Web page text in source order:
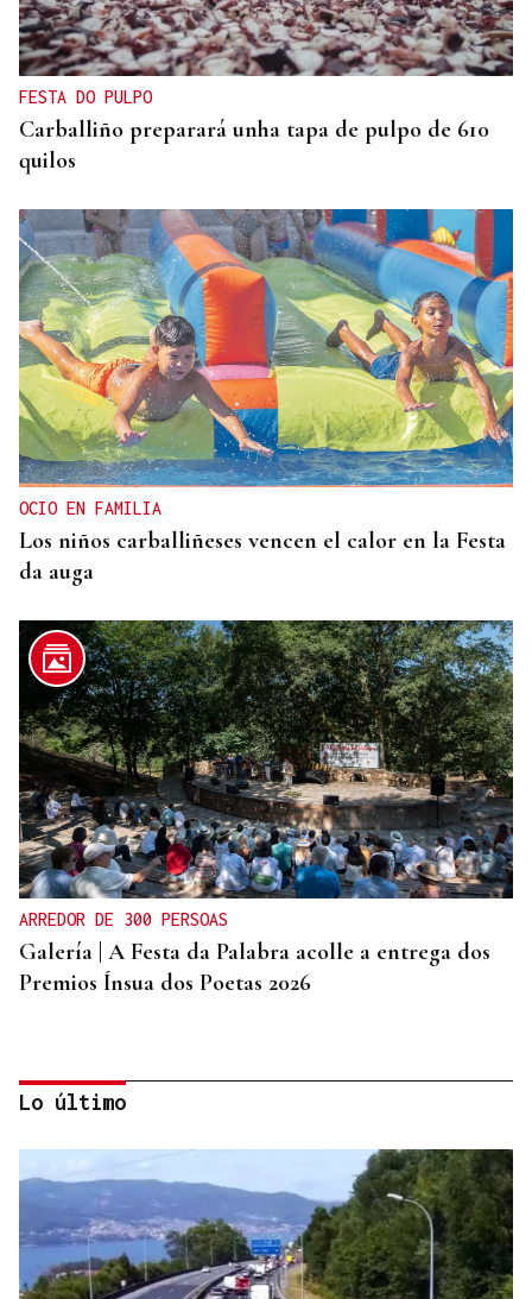
FESTA DO PULPO
Carballiño preparará unha tapa de pulpo de 610
quilos
OCIO EN FAMILIA
Los niños carballiñeses vencen el calor en la Festa
da auga
ARREDOR DE 300 PERSOAS
Galería | A Festa da Palabra acolle a entrega dos
Premios Ínsua dos Poetas 2026
Lo último